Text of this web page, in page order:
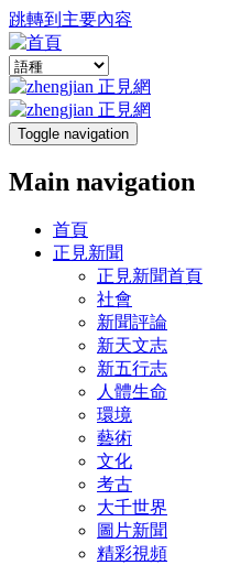
跳轉到主要內容
Toggle navigation
Main navigation
首頁
正見新聞
正見新聞首頁
社會
新聞評論
新天文志
新五行志
人體生命
環境
藝術
文化
考古
大千世界
圖片新聞
精彩視頻